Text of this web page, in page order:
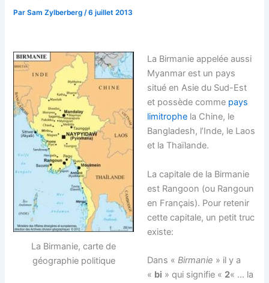
ParSam Zylberberg/6 juillet 2013
La Birmanie, carte de
géographie politique
La Birmanie appelée aussi
Myanmar est un pays
situé en Asie du Sud-Est
et possède comme pays
limitrophe la Chine, le
Bangladesh, l’Inde, le Laos
et la Thaïlande.
La capitale de la Birmanie
est Rangoon (ou Rangoun
en Français). Pour retenir
cette capitale, un petit truc
existe:
Dans «Birmanie » il y a
« bi » qui signifie « 2« … la